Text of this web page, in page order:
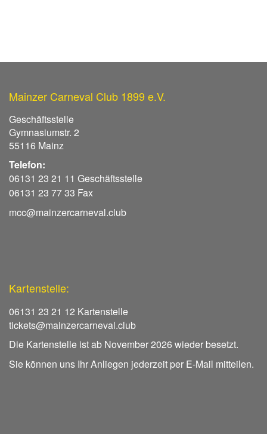
Mainzer Carneval Club 1899 e.V.
Geschäftsstelle
Gymnasiumstr. 2
55116 Mainz
Telefon:
06131 23 21 11 Geschäftsstelle
06131 23 77 33 Fax
mcc@mainzercarneval.club
Kartenstelle:
06131 23 21 12 Kartenstelle
tickets@mainzercarneval.club
Die Kartenstelle ist ab November 2026 wieder besetzt.
Sie können uns Ihr Anliegen jederzeit per E-Mail mitteilen.